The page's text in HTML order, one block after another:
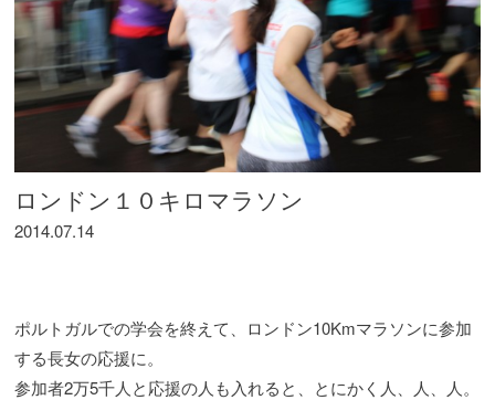
ロンドン１０キロマラソン
2014.07.14
ポルトガルでの学会を終えて、ロンドン10Kmマラソンに参加
する長女の応援に。
参加者2万5千人と応援の人も入れると、とにかく人、人、人。